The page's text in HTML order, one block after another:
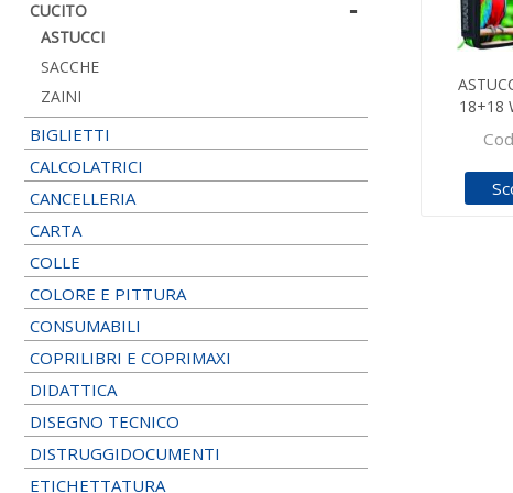
CUCITO
ASTUCCI
SACCHE
ZAINI
BIGLIETTI
CALCOLATRICI
CANCELLERIA
CARTA
COLLE
COLORE E PITTURA
CONSUMABILI
COPRILIBRI E COPRIMAXI
DIDATTICA
DISEGNO TECNICO
DISTRUGGIDOCUMENTI
ETICHETTATURA
18+18